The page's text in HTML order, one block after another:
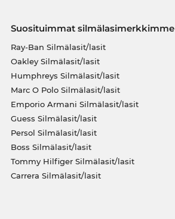
Suosituimmat silmälasimerkkimme
Ray-Ban Silmälasit/lasit
Oakley Silmälasit/lasit
Humphreys Silmälasit/lasit
Marc O Polo Silmälasit/lasit
Emporio Armani Silmälasit/lasit
Guess Silmälasit/lasit
Persol Silmälasit/lasit
Boss Silmälasit/lasit
Tommy Hilfiger Silmälasit/lasit
Carrera Silmälasit/lasit